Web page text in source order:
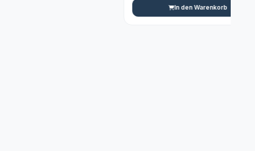
In den Warenkorb